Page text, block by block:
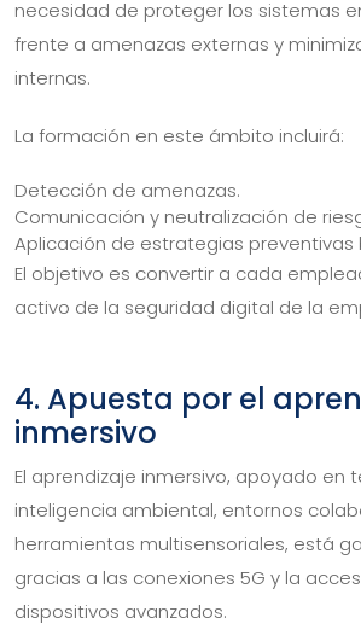
necesidad de proteger los sistemas
frente a amenazas externas y
internas.
La formación en este ámbito incluirá:
Detección de amenazas.
Comunicación y neutralización de
Aplicación de estrategias preventivas
El objetivo es convertir a cada
activo de la seguridad digital de la
4. Apuesta por el
inmersivo
El aprendizaje inmersivo, apoyado en
inteligencia ambiental, entornos
herramientas multisensoriales, está
gracias a las conexiones 5G y la
dispositivos avanzados.